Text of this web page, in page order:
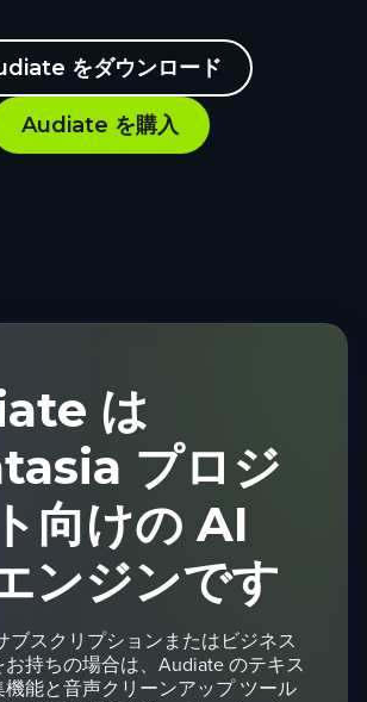
をダウンロード
Audiate を購入
は
プロジ
向けの AI
ンジンです
ブスクリプションまたはビジネス
お持ちの場合は、Audiate のテキス
機能と音声クリーンアップ ツール